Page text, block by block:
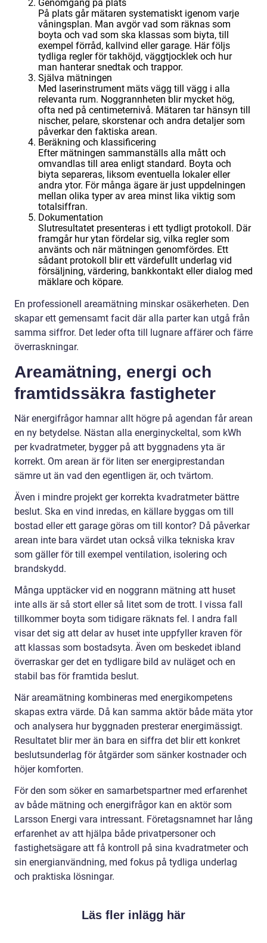
Genomgång på plats
På plats går mätaren systematiskt igenom varje
våningsplan. Man avgör vad som räknas som
boyta och vad som ska klassas som biyta, till
exempel förråd, kallvind eller garage. Här följs
tydliga regler för takhöjd, väggtjocklek och hur
man hanterar snedtak och trappor.
Själva mätningen
Med laserinstrument mäts vägg till vägg i alla
relevanta rum. Noggrannheten blir mycket hög,
ofta ned på centimeternivå. Mätaren tar hänsyn till
nischer, pelare, skorstenar och andra detaljer som
påverkar den faktiska arean.
Beräkning och klassificering
Efter mätningen sammanställs alla mått och
omvandlas till area enligt standard. Boyta och
biyta separeras, liksom eventuella lokaler eller
andra ytor. För många ägare är just uppdelningen
mellan olika typer av area minst lika viktig som
totalsiffran.
Dokumentation
Slutresultatet presenteras i ett tydligt protokoll. Där
framgår hur ytan fördelar sig, vilka regler som
använts och när mätningen genomfördes. Ett
sådant protokoll blir ett värdefullt underlag vid
försäljning, värdering, bankkontakt eller dialog med
mäklare och köpare.
En professionell areamätning minskar osäkerheten. Den
skapar ett gemensamt facit där alla parter kan utgå från
samma siffror. Det leder ofta till lugnare affärer och färre
överraskningar.
Areamätning, energi och
framtidssäkra fastigheter
När energifrågor hamnar allt högre på agendan får arean
en ny betydelse. Nästan alla energinyckeltal, som kWh
per kvadratmeter, bygger på att byggnadens yta är
korrekt. Om arean är för liten ser energiprestandan
sämre ut än vad den egentligen är, och tvärtom.
Även i mindre projekt ger korrekta kvadratmeter bättre
beslut. Ska en vind inredas, en källare byggas om till
bostad eller ett garage göras om till kontor? Då påverkar
arean inte bara värdet utan också vilka tekniska krav
som gäller för till exempel ventilation, isolering och
brandskydd.
Många upptäcker vid en noggrann mätning att huset
inte alls är så stort eller så litet som de trott. I vissa fall
tillkommer boyta som tidigare räknats fel. I andra fall
visar det sig att delar av huset inte uppfyller kraven för
att klassas som bostadsyta. Även om beskedet ibland
överraskar ger det en tydligare bild av nuläget och en
stabil bas för framtida beslut.
När areamätning kombineras med energikompetens
skapas extra värde. Då kan samma aktör både mäta ytor
och analysera hur byggnaden presterar energimässigt.
Resultatet blir mer än bara en siffra det blir ett konkret
beslutsunderlag för åtgärder som sänker kostnader och
höjer komforten.
För den som söker en samarbetspartner med erfarenhet
av både mätning och energifrågor kan en aktör som
Larsson Energi vara intressant. Företagsnamnet har lång
erfarenhet av att hjälpa både privatpersoner och
fastighetsägare att få kontroll på sina kvadratmeter och
sin energianvändning, med fokus på tydliga underlag
och praktiska lösningar.
Läs fler inlägg här